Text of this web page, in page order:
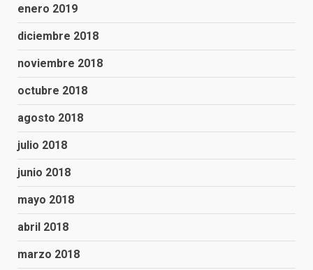
enero 2019
diciembre 2018
noviembre 2018
octubre 2018
agosto 2018
julio 2018
junio 2018
mayo 2018
abril 2018
marzo 2018